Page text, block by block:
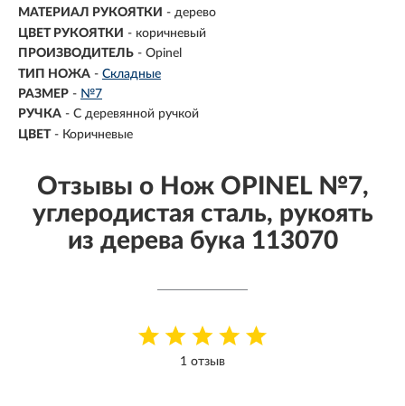
МАТЕРИАЛ РУКОЯТКИ - дерево
ЦВЕТ РУКОЯТКИ - коричневый
ПРОИЗВОДИТЕЛЬ - Opinel
ТИП НОЖА - Складные
РАЗМЕР - №7
РУЧКА - С деревянной ручкой
ЦВЕТ - Коричневые
Отзывы о Нож OPINEL №7,
углеродистая сталь, рукоять
из дерева бука 113070
1 отзыв